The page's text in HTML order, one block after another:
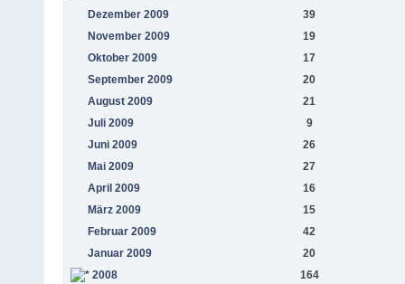
Dezember 2009
39
November 2009
19
Oktober 2009
17
September 2009
20
August 2009
21
Juli 2009
9
Juni 2009
26
Mai 2009
27
April 2009
16
März 2009
15
Februar 2009
42
Januar 2009
20
2008
164